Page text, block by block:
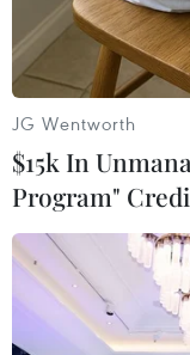
JG Wentworth
$15k In
Program"